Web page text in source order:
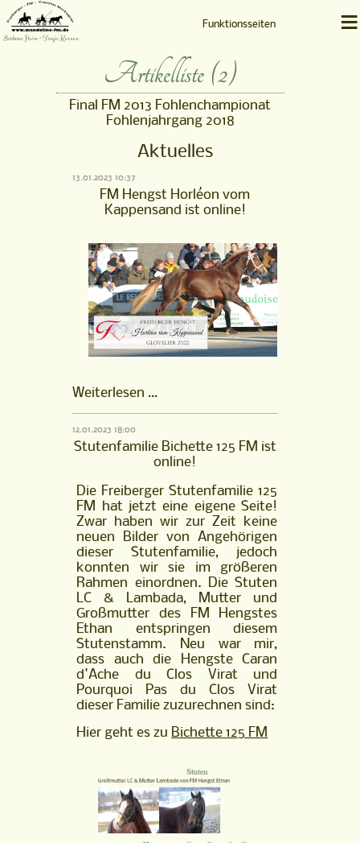
Barbara Heim • Tanja Kernen
Funktionsseiten ≡
Artikelliste (2)
Final FM 2013 Fohlenchampionat
Fohlenjahrgang 2018
Aktuelles
13.01.2023 10:37
FM Hengst Horléon vom
Kappensand ist online!
Weiterlesen …FM
vom
Kappensand
ist
online!
12.01.2023 18:00
Stutenfamilie Bichette 125 FM ist
online!
Die Freiberger Stutenfamilie 125
FM hat jetzt eine eigene Seite!
Zwar haben wir zur Zeit keine
neuen Bilder von Angehörigen
dieser Stutenfamilie, jedoch
konnten wir sie im größeren
Rahmen einordnen. Die Stuten
LC & Lambada, Mutter und
Großmutter des FM Hengstes
Ethan entspringen diesem
Stutenstamm. Neu war mir,
dass auch die Hengste Caran
d'Ache du Clos Virat und
Pourquoi Pas du Clos Virat
dieser Familie zuzurechnen sind:
Hier geht es zu Bichette 125 FM